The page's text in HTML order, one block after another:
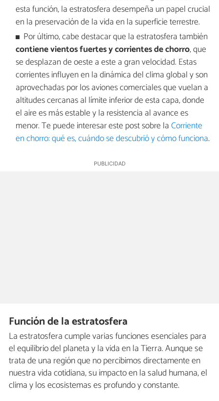
esta función, la estratosfera desempeña un papel crucial
en la preservación de la vida en la superficie terrestre.
Por último, cabe destacar que la estratosfera también
contiene vientos fuertes y corrientes de chorro, que
se desplazan de oeste a este a gran velocidad. Estas
corrientes influyen en la dinámica del clima global y son
aprovechadas por los aviones comerciales que vuelan a
altitudes cercanas al límite inferior de esta capa, donde
el aire es más estable y la resistencia al avance es
menor. Te puede interesar este post sobre laCorriente
en chorro: qué es, cuándo se descubrió y cómo funciona.
Función de la estratosfera
La estratosfera cumple varias funciones esenciales para
el equilibrio del planeta y la vida en la Tierra. Aunque se
trata de una región que no percibimos directamente en
nuestra vida cotidiana, su impacto en la salud humana, el
clima y los ecosistemas es profundo y constante.